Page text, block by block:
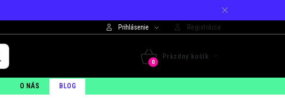
Prihlásenie Registrácia
NÁKUPNÝ
KOŠÍK
Prázdny košík
O NÁS BLOG